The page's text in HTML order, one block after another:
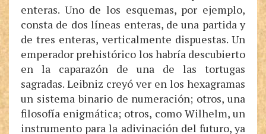
enteras. Uno de los esquemas, por ejemplo,
consta de dos líneas enteras, de una partida y
de tres enteras, verticalmente dispuestas. Un
emperador prehistórico los habría descubierto
en la caparazón de una de las tortugas
sagradas. Leibniz creyó ver en los hexagramas
un sistema binario de numeración; otros, una
filosofía enigmática; otros, como Wilhelm, un
instrumento para la adivinación del futuro, ya